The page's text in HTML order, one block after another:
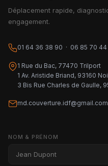
Déplacement rapide,
engagement.
01 64 36 38 90 · 06 85 70 44
1 Rue du Bac, 77470 Trilport
1 Av. Aristide Briand, 93160
3 Bis Rue Charles de Gaulle,
md.couverture.idf@gmail.com
NOM & PRÉNOM